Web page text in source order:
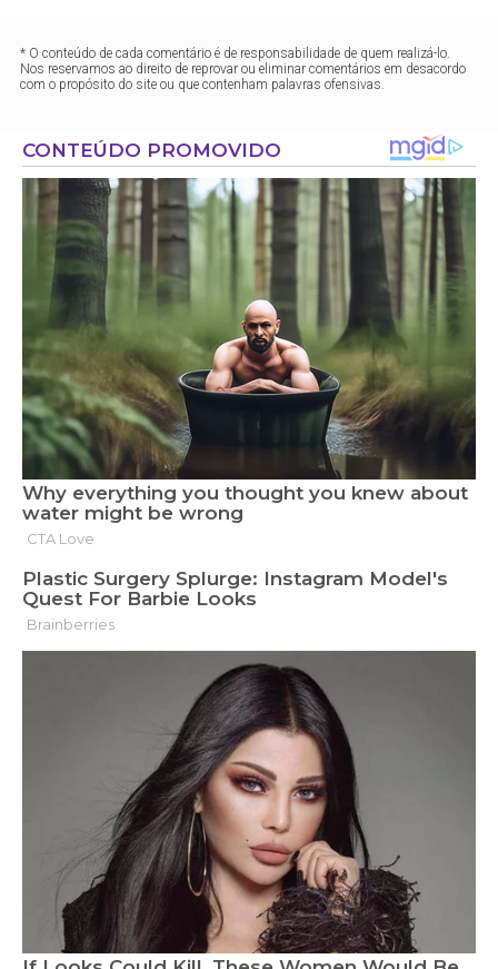
* O conteúdo de cada comentário é de responsabilidade de quem realizá-lo.
Nos reservamos ao direito de reprovar ou eliminar comentários em desacordo
com o propósito do site ou que contenham palavras ofensivas.